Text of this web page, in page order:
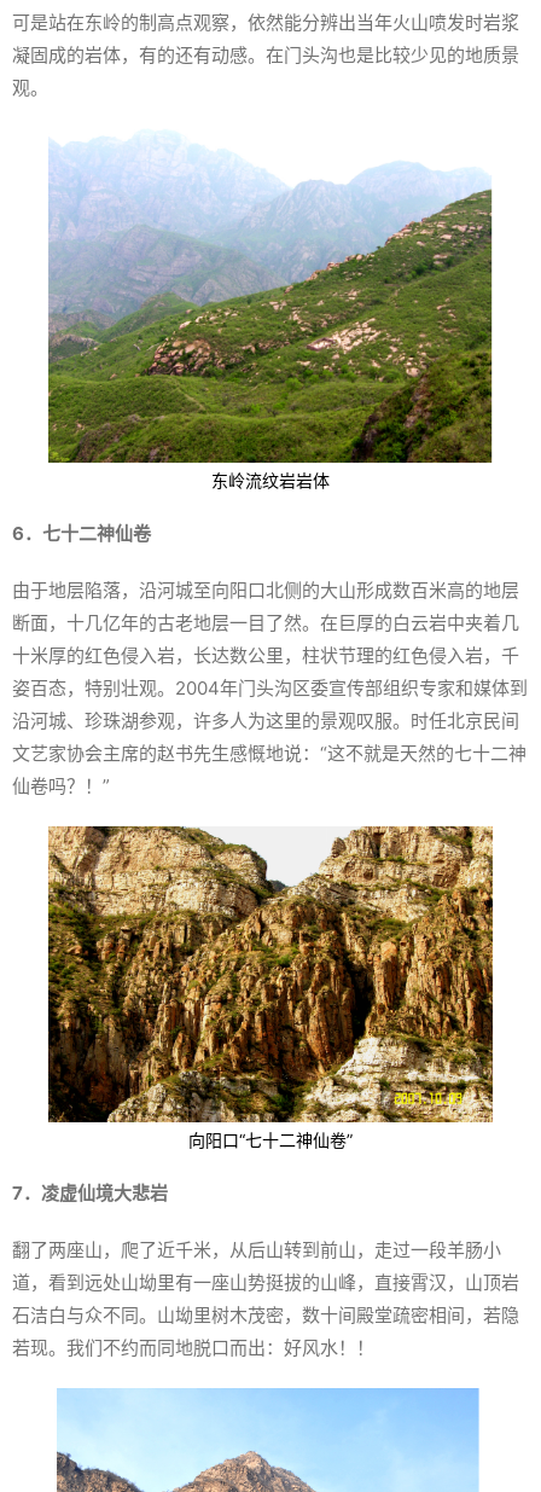
可是站在东岭的制高点观察，依然能分辨出当年火山喷发时岩浆
凝固成的岩体，有的还有动感。在门头沟也是比较少见的地质景
观。
东岭流纹岩岩体
6．七十二神仙卷
由于地层陷落，沿河城至向阳口北侧的大山形成数百米高的地层
断面，十几亿年的古老地层一目了然。在巨厚的白云岩中夹着几
十米厚的红色侵入岩，长达数公里，柱状节理的红色侵入岩，千
姿百态，特别壮观。2004年门头沟区委宣传部组织专家和媒体到
沿河城、珍珠湖参观，许多人为这里的景观叹服。时任北京民间
文艺家协会主席的赵书先生感慨地说：“这不就是天然的七十二神
仙卷吗？！”
向阳口“七十二神仙卷”
7．凌虚仙境大悲岩
翻了两座山，爬了近千米，从后山转到前山，走过一段羊肠小
道，看到远处山坳里有一座山势挺拔的山峰，直接霄汉，山顶岩
石洁白与众不同。山坳里树木茂密，数十间殿堂疏密相间，若隐
若现。我们不约而同地脱口而出：好风水！！